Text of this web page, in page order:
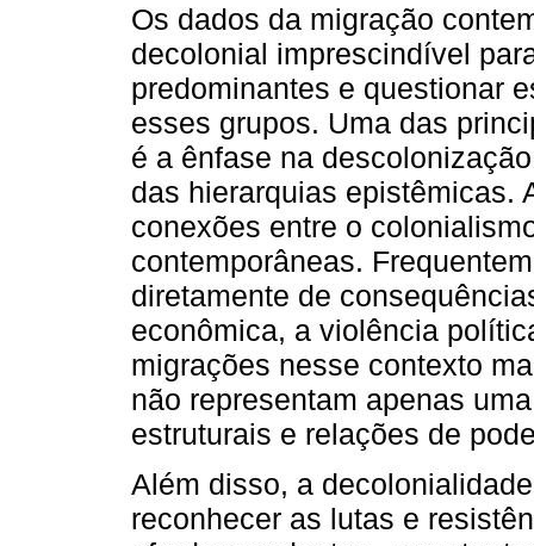
Os dados da migração
decolonial imprescindível
predominantes e questionar
esses grupos. Uma das
é a ênfase na
das hierarquias epistêmicas.
conexões entre o
contemporâneas.
diretamente de
econômica, a violência
migrações nesse contexto
não representam apenas
estruturais e relações de
Além disso, a
reconhecer as lutas e